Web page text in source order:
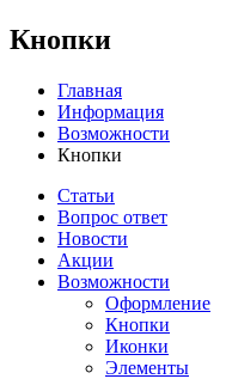
Кнопки
Главная
Информация
Возможности
Кнопки
Статьи
Вопрос ответ
Новости
Акции
Возможности
Оформление
Кнопки
Иконки
Элементы